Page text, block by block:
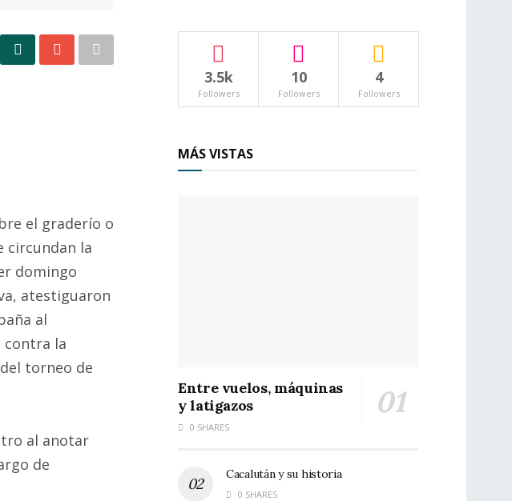
el graderío o
circundan la
domingo
atestiguaron
al
contra la
torneo de
al anotar
de
3.5k
Followers
10
Followers
4
Followers
MÁS VISTAS
Entre vuelos, máquinas
y latigazos
0 SHARES
Cacalután y su historia
0 SHARES